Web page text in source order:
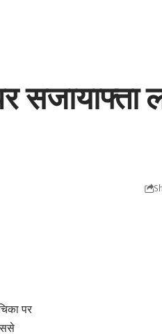
सजायाफ्ता
पर